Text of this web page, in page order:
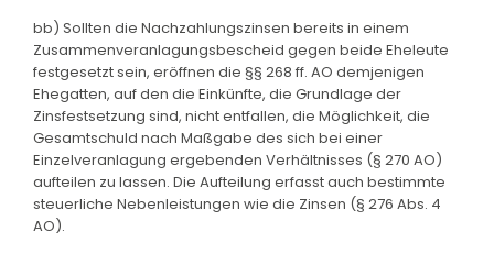
bb) Sollten die Nachzahlungszinsen bereits in einem
Zusammenveranlagungsbescheid gegen beide Eheleute
festgesetzt sein, eröffnen die §§ 268 ff. AO demjenigen
Ehegatten, auf den die Einkünfte, die Grundlage der
Zinsfestsetzung sind, nicht entfallen, die Möglichkeit, die
Gesamtschuld nach Maßgabe des sich bei einer
Einzelveranlagung ergebenden Verhältnisses (§ 270 AO)
aufteilen zu lassen. Die Aufteilung erfasst auch bestimmte
steuerliche Nebenleistungen wie die Zinsen (§ 276 Abs. 4
AO).